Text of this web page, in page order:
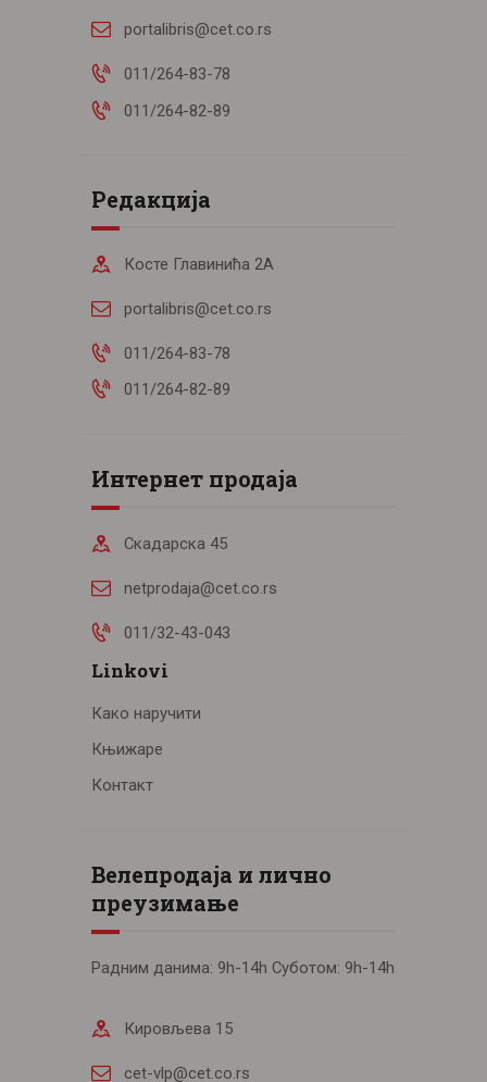
portalibris@cet.co.rs
011/264-83-78
011/264-82-89
Редакција
Косте Главинића 2А
portalibris@cet.co.rs
011/264-83-78
011/264-82-89
Интернет продаја
Скадарска 45
netprodaja@cet.co.rs
011/32-43-043
Linkovi
Како наручити
Књижаре
Контакт
Велепродаја и лично
преузимање
Радним данима: 9h-14h Суботом: 9h-14h
Кировљева 15
cet-vlp@cet.co.rs